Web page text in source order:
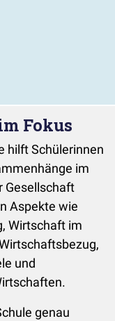
Fokus
hilft Schülerinnen
im
Gesellschaft
Aspekte wie
Wirtschaft im
und
genau